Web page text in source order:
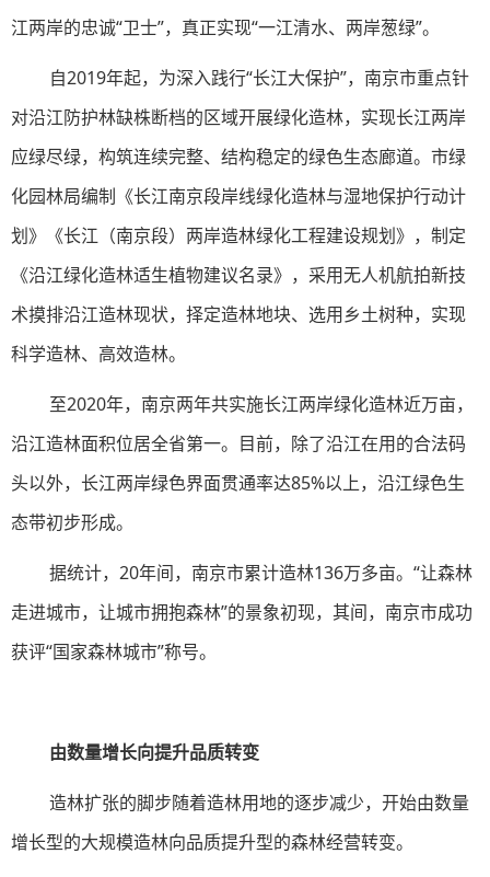
江两岸的忠诚“卫士”，真正实现“一江清水、两岸葱绿”。
自2019年起，为深入践行“长江大保护”，南京市重点针
对沿江防护林缺株断档的区域开展绿化造林，实现长江两岸
应绿尽绿，构筑连续完整、结构稳定的绿色生态廊道。市绿
化园林局编制《长江南京段岸线绿化造林与湿地保护行动计
划》《长江（南京段）两岸造林绿化工程建设规划》，制定
《沿江绿化造林适生植物建议名录》，采用无人机航拍新技
术摸排沿江造林现状，择定造林地块、选用乡土树种，实现
科学造林、高效造林。
至2020年，南京两年共实施长江两岸绿化造林近万亩，
沿江造林面积位居全省第一。目前，除了沿江在用的合法码
头以外，长江两岸绿色界面贯通率达85%以上，沿江绿色生
态带初步形成。
据统计，20年间，南京市累计造林136万多亩。“让森林
走进城市，让城市拥抱森林”的景象初现，其间，南京市成功
获评“国家森林城市”称号。
由数量增长向提升品质转变
造林扩张的脚步随着造林用地的逐步减少，开始由数量
增长型的大规模造林向品质提升型的森林经营转变。